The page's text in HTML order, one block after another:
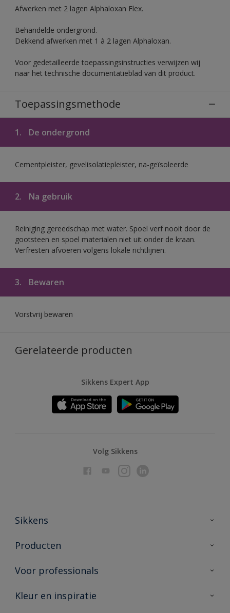
Afwerken met 2 lagen Alphaloxan Flex.
Behandelde ondergrond.
Dekkend afwerken met 1 à 2 lagen Alphaloxan.
Voor gedetailleerde toepassingsinstructies verwijzen wij
naar het technische documentatieblad van dit product.
Toepassingsmethode
1. De ondergrond
Cementpleister, gevelisolatiepleister, na-geïsoleerde
2. Na gebruik
Reiniging gereedschap met water. Spoel verf nooit door de
gootsteen en spoel materialen niet uit onder de kraan.
Verfresten afvoeren volgens lokale richtlijnen.
3. Bewaren
Vorstvrij bewaren
Gerelateerde producten
Sikkens Expert App
Volg Sikkens
Sikkens
Over Sikkens
Duurzaamheid
Producten
Producten voor binnen
Vind je verkooppunt
Voor professionals
Advies & service
Kleur en inspiratie